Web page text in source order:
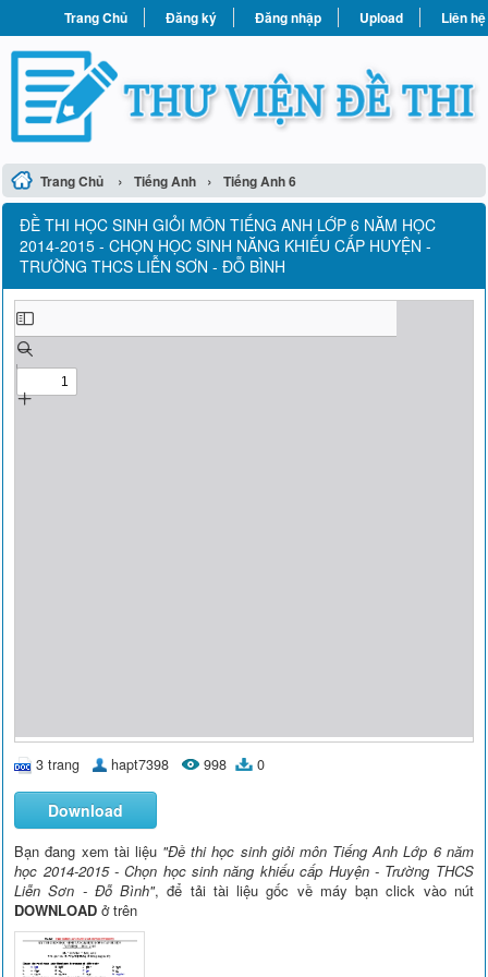
Trang Chủ Đăng ký Đăng nhập Upload Liên hệ
Trang Chủ › Tiếng Anh › Tiếng Anh 6
ĐỀ THI HỌC SINH GIỎI MÔN TIẾNG ANH LỚP 6 NĂM HỌC
2014-2015 - CHỌN HỌC SINH NĂNG KHIẾU CẤP HUYỆN -
TRƯỜNG THCS LIỄN SƠN - ĐỖ BÌNH
3 trang hapt7398 998 0
Download
Bạn đang xem tài liệu "Đề thi học sinh giỏi môn Tiếng Anh Lớp 6 năm
học 2014-2015 - Chọn học sinh năng khiếu cấp Huyện - Trường THCS
Liễn Sơn - Đỗ Bình", để tải tài liệu gốc về máy bạn click vào nút
DOWNLOAD ở trên